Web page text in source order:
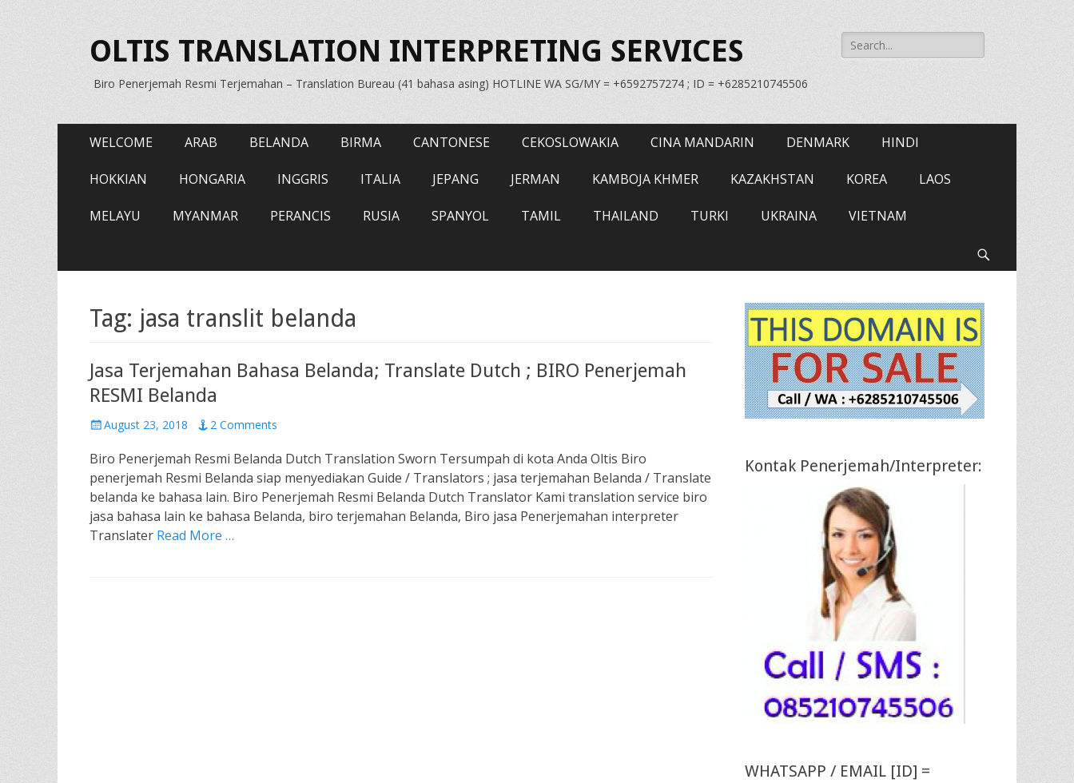
OLTIS TRANSLATION INTERPRETING SERVICES
Biro Penerjemah Resmi Terjemahan – Translation Bureau (41 bahasa asing) HOTLINE WA SG/MY = +6592757274 ; ID = +6285210745506
Search
for:
Primary
content
WELCOME ARAB BELANDA BIRMA CANTONESE CEKOSLOWAKIA CINA MANDARIN DENMARK HINDI
HOKKIAN HONGARIA INGGRIS ITALIA JEPANG JERMAN KAMBOJA KHMER KAZAKHSTAN KOREA LAOS
MELAYU MYANMAR PERANCIS RUSIA SPANYOL TAMIL THAILAND TURKI UKRAINA VIETNAM
Tag: jasa translit belanda
Jasa Terjemahan Bahasa Belanda; Translate Dutch ; BIRO Penerjemah
RESMI Belanda
Posted
August 23, 2018 2 Comments
Biro Penerjemah Resmi Belanda Dutch Translation Sworn Tersumpah di kota Anda Oltis Biro
penerjemah Resmi Belanda siap menyediakan Guide / Translators ; jasa terjemahan Belanda / Translate
belanda ke bahasa lain. Biro Penerjemah Resmi Belanda Dutch Translator Kami translation service biro
jasa bahasa lain ke bahasa Belanda, biro terjemahan Belanda, Biro jasa Penerjemahan interpreter
Translater Read More …
Kontak Penerjemah/Interpreter:
WHATSAPP / EMAIL [ID] =